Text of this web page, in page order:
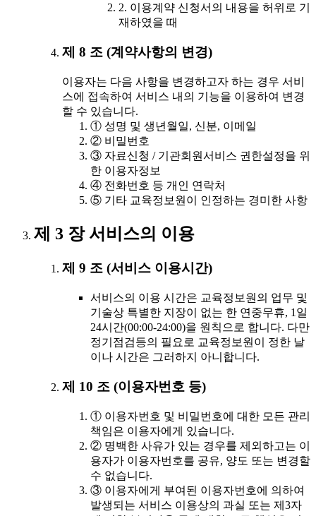
2. 이용계약 신청서의 내용을 허위로 기
재하였을 때
제 8 조 (계약사항의 변경)
이용자는 다음 사항을 변경하고자 하는 경우 서비
스에 접속하여 서비스 내의 기능을 이용하여 변경
할 수 있습니다.
① 성명 및 생년월일, 신분, 이메일
② 비밀번호
③ 자료신청 / 기관회원서비스 권한설정을 위
한 이용자정보
④ 전화번호 등 개인 연락처
⑤ 기타 교육정보원이 인정하는 경미한 사항
제 3 장 서비스의 이용
제 9 조 (서비스 이용시간)
서비스의 이용 시간은 교육정보원의 업무 및
기술상 특별한 지장이 없는 한 연중무휴, 1일
24시간(00:00-24:00)을 원칙으로 합니다. 다만
정기점검등의 필요로 교육정보원이 정한 날
이나 시간은 그러하지 아니합니다.
제 10 조 (이용자번호 등)
① 이용자번호 및 비밀번호에 대한 모든 관리
책임은 이용자에게 있습니다.
② 명백한 사유가 있는 경우를 제외하고는 이
용자가 이용자번호를 공유, 양도 또는 변경할
수 없습니다.
③ 이용자에게 부여된 이용자번호에 의하여
발생되는 서비스 이용상의 과실 또는 제3자